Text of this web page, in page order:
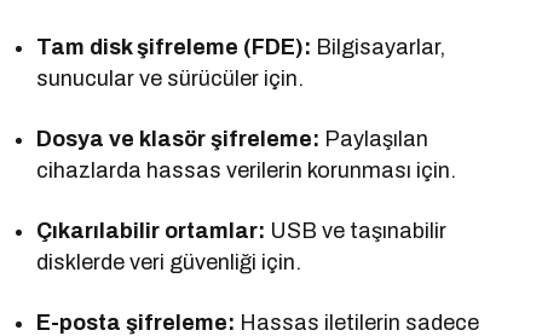
Tam disk şifreleme (FDE): Bilgisayarlar,
sunucular ve sürücüler için.
Dosya ve klasör şifreleme: Paylaşılan
cihazlarda hassas verilerin korunması için.
Çıkarılabilir ortamlar: USB ve taşınabilir
disklerde veri güvenliği için.
E-posta şifreleme: Hassas iletilerin sadece